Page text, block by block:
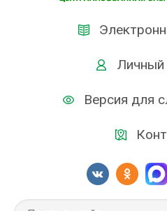
Личный
Версия для